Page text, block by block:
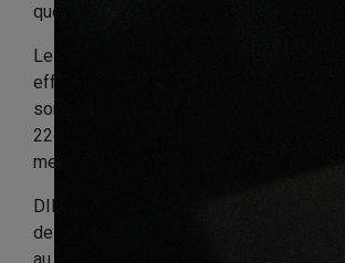
quotidien.
Les bruits courants, ceux qui sont
efforts et constituent une première
sont situés entre 20 et 45 décibels. En
22dB (décibels), la sous-couche
met à l'abris de bien des tracas.
DINACHOC S880 absorbe les sons au-
dessous du revêtement, créant ainsi un